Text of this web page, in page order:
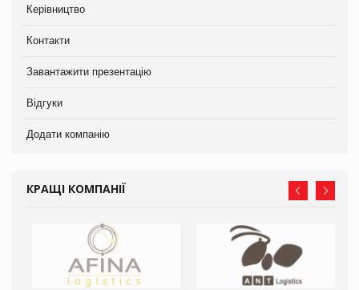
Керівництво
Контакти
Завантажити презентацію
Відгуки
Додати компанію
КРАЩІ КОМПАНІЇ